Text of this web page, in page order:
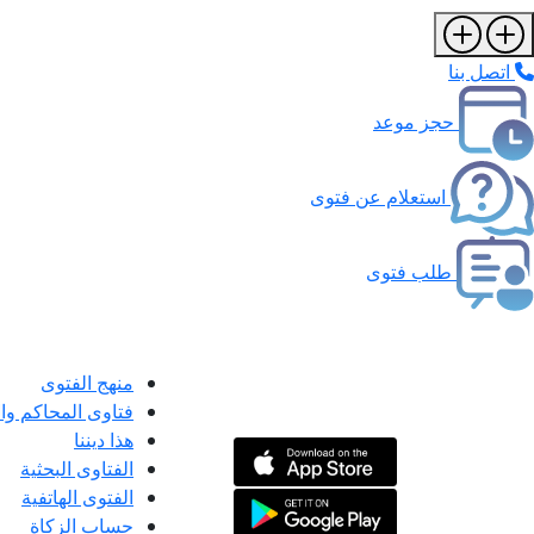
اتصل بنا
حجز موعد
استعلام عن فتوى
طلب فتوى
منهج الفتوى
فتاوى المحاكم
هذا ديننا
الفتاوى البحثية
الفتوى الهاتفية
حساب الزكاة